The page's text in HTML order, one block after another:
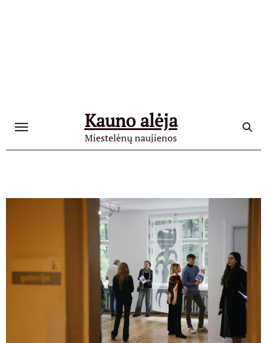
Kauno alėja
Miestelėnų naujienos